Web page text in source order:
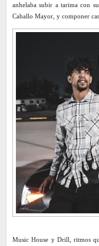
anhelaba subir a tarima con
Caballo Mayor, y componer
Music House y Drill, ritmos